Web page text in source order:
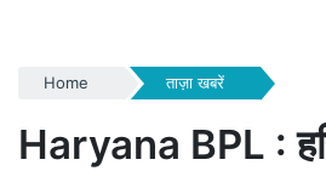
Home ताज़ा खबरें
Haryana BPL :